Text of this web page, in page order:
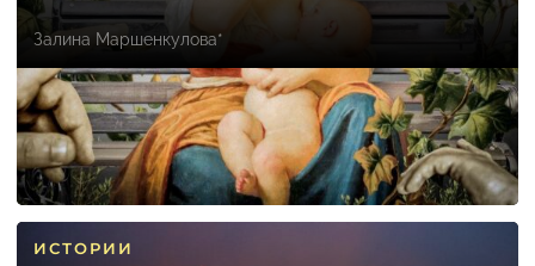
Залина Маршенкулова*
ИСТОРИИ